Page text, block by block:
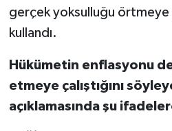
gerçek yoksulluğu örtmeye
kullandı.
Hükümetin enflasyonu
etmeye çalıştığını
açıklamasında şu
Kilimli
Kültür - Sanat
MAGAZİN